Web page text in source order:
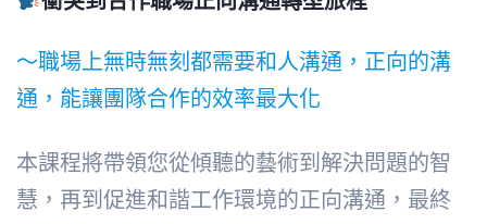
～職場上無時無刻都需要和人溝通，正向的溝
通，能讓團隊合作的效率最大化
本課程將帶領您從傾聽的藝術到解決問題的智
慧，再到促進和諧工作環境的正向溝通，最終